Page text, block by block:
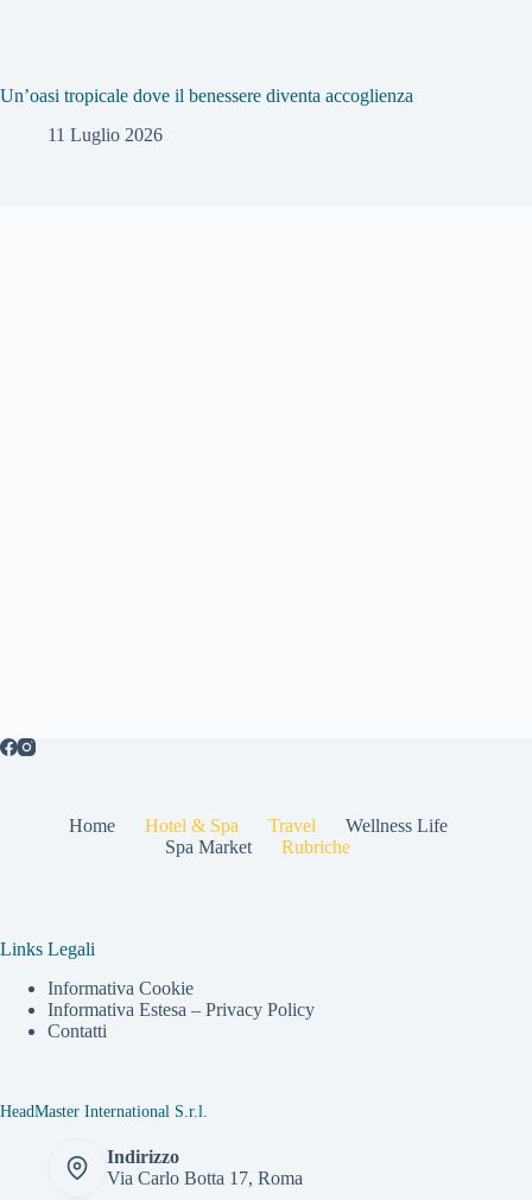
Un’oasi tropicale dove il benessere diventa accoglienza
11 Luglio 2026
Home Hotel & Spa Travel
Wellness Life
Spa Market
Rubriche
Links Legali
Informativa Cookie
Informativa Estesa – Privacy Policy
Contatti
HeadMaster International S.r.l.
Indirizzo
Via Carlo Botta 17, Roma